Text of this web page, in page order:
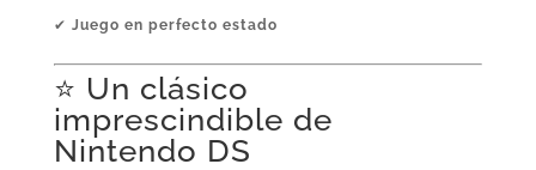
✔ Juego en perfecto estado
⭐ Un clásico
imprescindible de
Nintendo DS